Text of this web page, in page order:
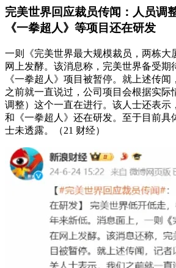
完美世界回应裁员传闻：人员调
《一拳超人》等项目还在研发
一则《完美世界最大规模裁员，两栋大
网上发酵。该消息称，完美世界备受期
《一拳超人》项目被暂停。就上述传
之前就一直说过，公司项目会根据实际
调整）这个一直在进行。该人士还表示
和《一拳超人》还在研发。至于目前具
士未透露。（21 财经）